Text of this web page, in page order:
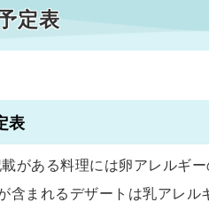
定表
表
がある料理には卵アレルギ
含まれるデザートは乳アレル